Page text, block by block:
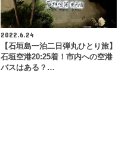
2022.6.24
【石垣島一泊二日弾丸ひとり旅】
石垣空港20:25着！市内への空港
バスはある？…